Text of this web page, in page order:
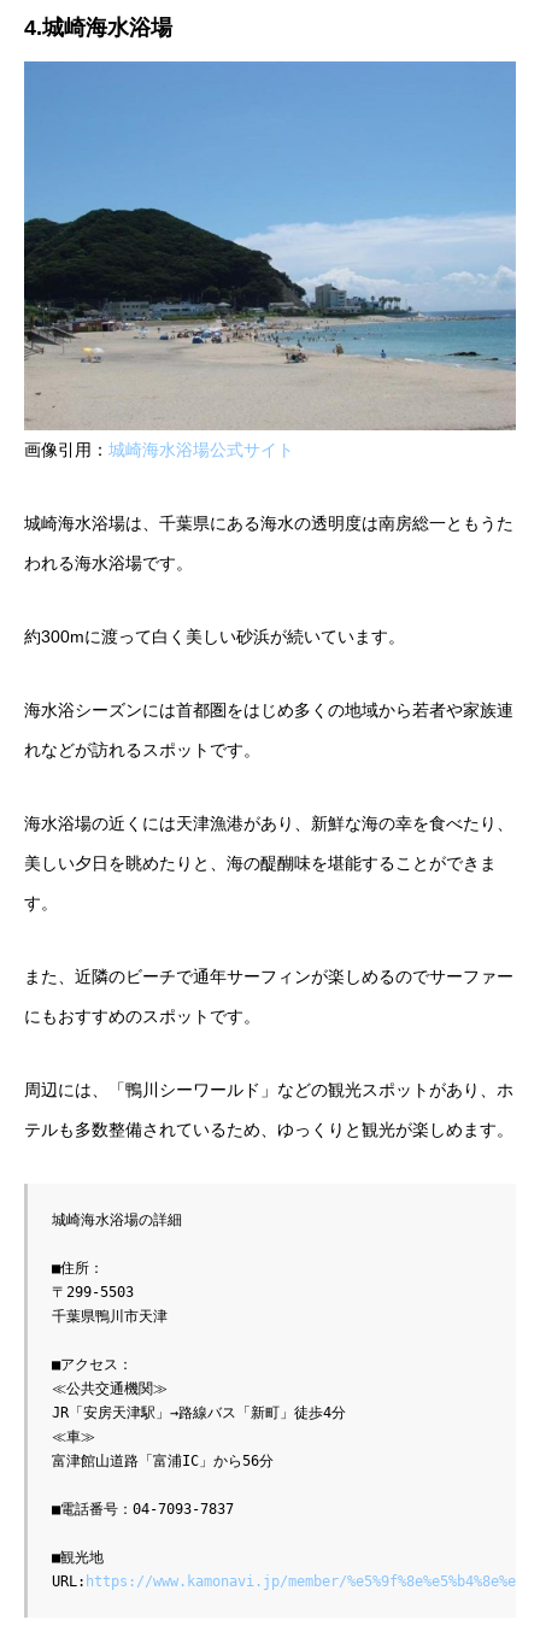
4.城崎海水浴場
画像引用： 城崎海水浴場公式サイト
城崎海水浴場は、千葉県にある海水の透明度は南房総一ともうた
われる海水浴場です。
約300mに渡って白く美しい砂浜が続いています。
海水浴シーズンには首都圏をはじめ多くの地域から若者や家族連
れなどが訪れるスポットです。
海水浴場の近くには天津漁港があり、新鮮な海の幸を食べたり、
美しい夕日を眺めたりと、海の醍醐味を堪能することができま
す。
また、近隣のビーチで通年サーフィンが楽しめるのでサーファー
にもおすすめのスポットです。
周辺には、「鴨川シーワールド」などの観光スポットがあり、ホ
テルも多数整備されているため、ゆっくりと観光が楽しめます。
城崎海水浴場の詳細
■住所：
〒299-5503
千葉県鴨川市天津
■アクセス：
≪公共交通機関≫
JR「安房天津駅」→路線バス「新町」徒歩4分
≪車≫
富津館山道路「富浦IC」から56分
■電話番号：04-7093-7837
■観光地
URL: https://www.kamonavi.jp/member/